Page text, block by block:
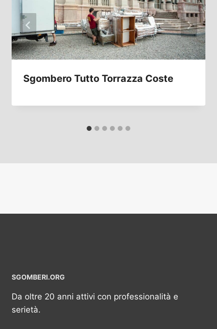
Sgombero Tutto Torrazza Coste
SGOMBERI.ORG
Da oltre 20 anni attivi con professionalità e
serietà.